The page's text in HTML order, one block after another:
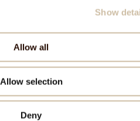
Show
Allow all
Allow selection
Deny